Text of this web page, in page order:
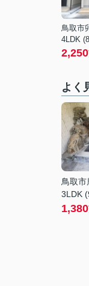
鳥取市
4LDK
2,250
よく
鳥取市
3LDK
1,380